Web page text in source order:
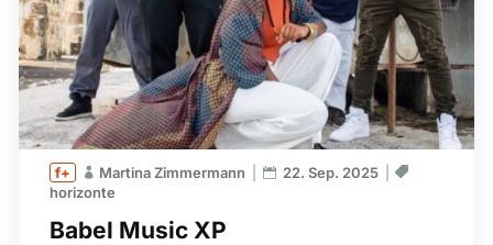
Babel Music XP
Martina Zimmermann
22. Sep. 2025
horizonte